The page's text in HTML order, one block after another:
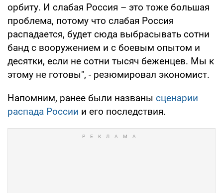
орбиту. И слабая Россия – это тоже большая
проблема, потому что слабая Россия
распадается, будет сюда выбрасывать сотни
банд с вооружением и с боевым опытом и
десятки, если не сотни тысяч беженцев. Мы к
этому не готовы", - резюмировал экономист.
Напомним, ранее были названы сценарии
распада России и его последствия.